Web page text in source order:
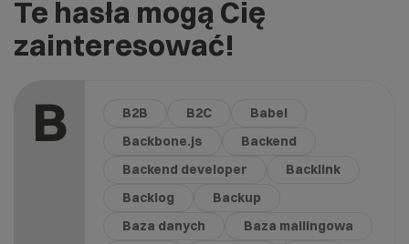
Te hasła mogą Cię
zainteresować!
B B2B B2C
Babel
Backbone.js
Backend
Backend developer
Backlink
Backlog
Backup
Baza danych
Baza mailingowa